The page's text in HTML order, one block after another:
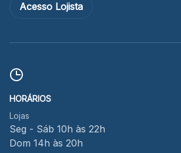
Acesso Lojista
HORÁRIOS
Lojas
Seg - Sáb 10h às 22h
Dom 14h às 20h